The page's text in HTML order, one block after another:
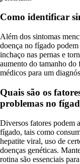
Como identificar
Além dos sintomas
doença no fígado
inchaço nas pernas e
aumento do tamanho do
médicos para um
Quais são os
problemas no
Diversos fatores podem
fígado, tais como
hepatite viral, uso de
doenças genéticas.
rotina são essenciais